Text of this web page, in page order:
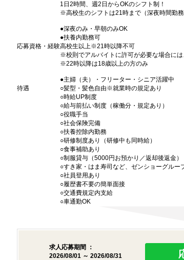
1日2時間、週2日からOKのシフト制！
※高校生のシフトは21時まで（深夜時間勤務
●深夜のみ・早朝のみOK
●扶養内勤務可
応募資格・経験高校生以上※21時以降不可
※校則でアルバイトに許可が必要な場合には
※22時以降は18歳以上の方のみ
●主婦（夫）・フリーター・シニア活躍中
待遇
○髪型・髪色自由※就業時の規定あり
○時給UP制度
○給与前払い制度（稼働分・規定あり）
○役職手当
○社会保険完備
○扶養控除内勤務
○研修制度あり（研修中も同時給）
○食事補助あり
○制服貸与（5000円お預かり／返却後返金）
○すき家・はま寿司など、ゼンショーグルー
○社員登用あり
○履歴書不要の簡単面接
○交通費規定内支給
○車通勤OK
求人応募期間 ：
2026/08/01 ～ 2026/08/31